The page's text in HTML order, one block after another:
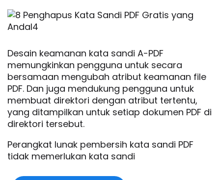
Desain keamanan kata sandi A-PDF
memungkinkan pengguna untuk secara
bersamaan mengubah atribut keamanan file
PDF. Dan juga mendukung pengguna untuk
membuat direktori dengan atribut tertentu,
yang ditampilkan untuk setiap dokumen PDF di
direktori tersebut.
Perangkat lunak pembersih kata sandi PDF
tidak memerlukan kata sandi